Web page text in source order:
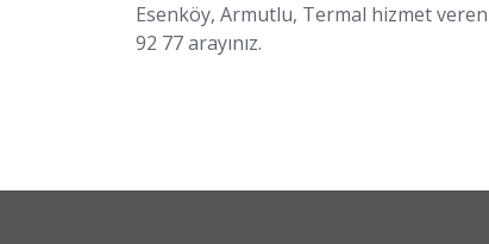
Esenköy, Armutlu, Termal hizmet
92 77 arayınız.